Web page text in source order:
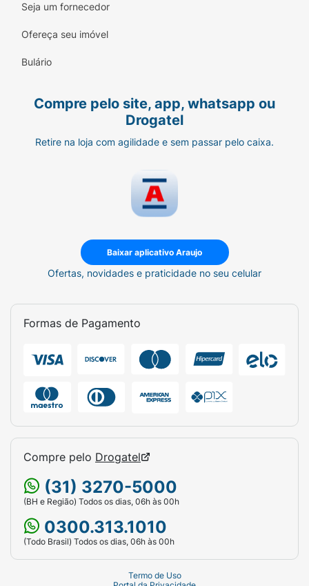
Seja um fornecedor
Ofereça seu imóvel
Bulário
Compre pelo site, app, whatsapp ou
Drogatel
Retire na loja com agilidade e sem passar pelo caixa.
Baixar aplicativo Araujo
Ofertas, novidades e praticidade no seu celular
Formas de Pagamento
Compre pelo Drogatel
(31) 3270-5000
(BH e Região) Todos os dias, 06h às 00h
0300.313.1010
(Todo Brasil) Todos os dias, 06h às 00h
Termo de Uso